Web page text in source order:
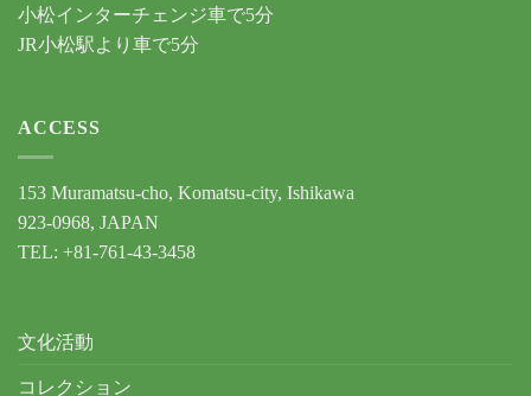
小松インターチェンジ車で5分
JR小松駅より車で5分
ACCESS
153 Muramatsu-cho, Komatsu-city, Ishikawa
923-0968, JAPAN
TEL: +81-761-43-3458
文化活動
コレクション